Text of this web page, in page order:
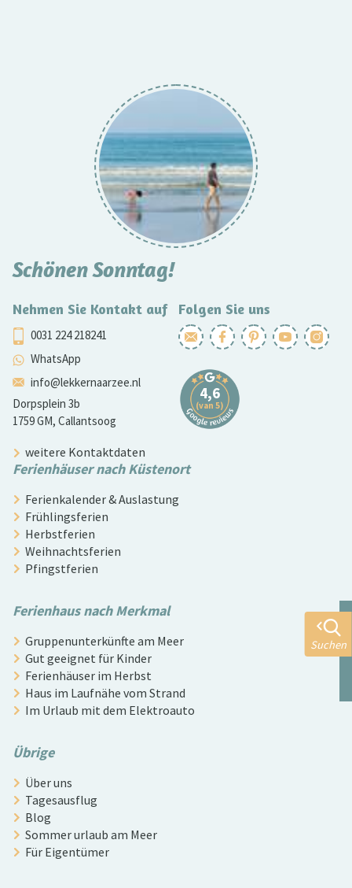
Schönen Sonntag!
Nehmen Sie Kontakt auf
0031 224 218241
WhatsApp
info@lekkernaarzee.nl
Dorpsplein 3b
1759 GM, Callantsoog
Folgen Sie uns
weitere Kontaktdaten
Ferienhäuser nach Küstenort
Ferienkalender & Auslastung
Frühlingsferien
Herbstferien
Weihnachtsferien
Pfingstferien
Ferienhaus nach Merkmal
Gruppenunterkünfte am Meer
Gut geeignet für Kinder
Ferienhäuser im Herbst
Haus im Laufnähe vom Strand
Im Urlaub mit dem Elektroauto
Übrige
Über uns
Tagesausflug
Blog
Sommer urlaub am Meer
Für Eigentümer
Suchen